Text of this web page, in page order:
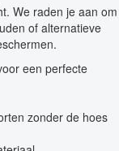
We raden je aan om
of alternatieve
een perfecte
zonder de hoes